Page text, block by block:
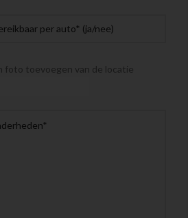
foto toevoegen van de locatie